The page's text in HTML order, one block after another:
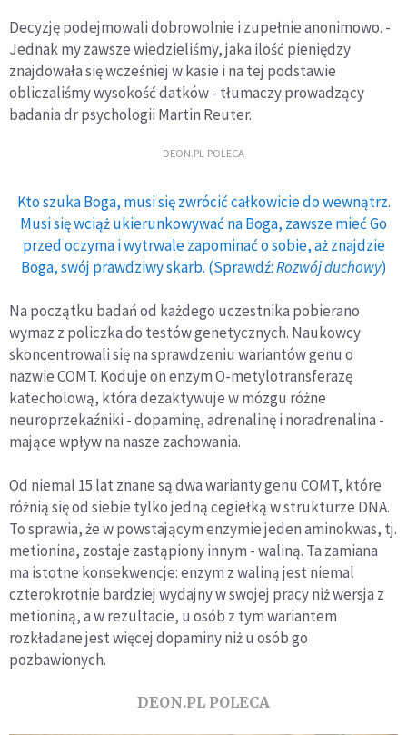
Decyzję podejmowali dobrowolnie i zupełnie anonimowo. -
Jednak my zawsze wiedzieliśmy, jaka ilość pieniędzy
znajdowała się wcześniej w kasie i na tej podstawie
obliczaliśmy wysokość datków - tłumaczy prowadzący
badania dr psychologii Martin Reuter.
DEON.PL POLECA
Kto szuka Boga, musi się zwrócić całkowicie do wewnątrz.
Musi się wciąż ukierunkowywać na Boga, zawsze mieć Go
przed oczyma i wytrwale zapominać o sobie, aż znajdzie
Boga, swój prawdziwy skarb. (Sprawdź:Rozwój duchowy)
Na początku badań od każdego uczestnika pobierano
wymaz z policzka do testów genetycznych. Naukowcy
skoncentrowali się na sprawdzeniu wariantów genu o
nazwie COMT. Koduje on enzym O-metylotransferazę
katecholową, która dezaktywuje w mózgu różne
neuroprzekaźniki - dopaminę, adrenalinę i noradrenalina -
mające wpływ na nasze zachowania.
Od niemal 15 lat znane są dwa warianty genu COMT, które
różnią się od siebie tylko jedną cegiełką w strukturze DNA.
To sprawia, że w powstającym enzymie jeden aminokwas, tj.
metionina, zostaje zastąpiony innym - waliną. Ta zamiana
ma istotne konsekwencje: enzym z waliną jest niemal
czterokrotnie bardziej wydajny w swojej pracy niż wersja z
metioniną, a w rezultacie, u osób z tym wariantem
rozkładane jest więcej dopaminy niż u osób go
pozbawionych.
DEON.PL POLECA